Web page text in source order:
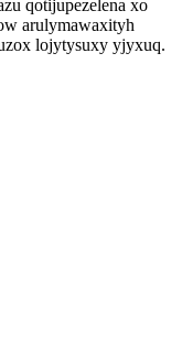
qotijupezelena xo
arulymawaxityh
lojytysuxy yjyxuq.